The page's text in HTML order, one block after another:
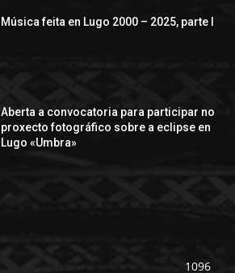
Música feita en Lugo 2000 – 2025, parte I
Aberta a convocatoria para participar no
proxecto fotográfico sobre a eclipse en
Lugo «Umbra»
1096